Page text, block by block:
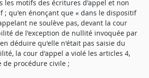
les motifs des écritures d'appel et non
; qu'en énonçant que « dans le dispositif
ne soulève pas, devant la cour
de l'exception de nullité invoquée par
déduire qu'elle n'était pas saisie du
la cour d'appel a violé les articles 4,
de procédure civile ;